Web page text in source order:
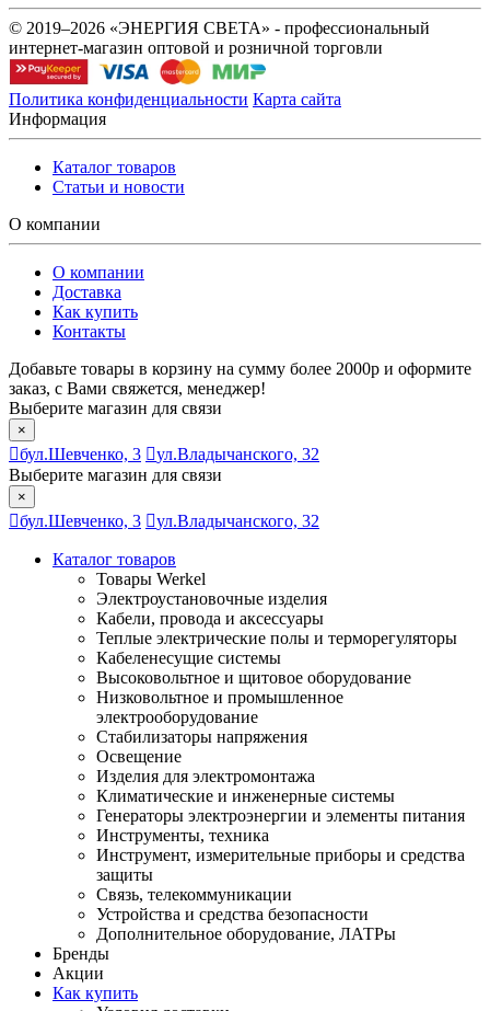
© 2019–2026 «ЭНЕРГИЯ СВЕТА» - профессиональный
интернет-магазин оптовой и розничной торговли
Политика конфиденциальности Карта сайта
Информация
Каталог товаров
Статьи и новости
О компании
О компании
Доставка
Как купить
Контакты
Добавьте товары в корзину на сумму более 2000р и оформите
заказ, с Вами свяжется, менеджер!
Выберите магазин для связи
×
бул.Шевченко, 3
ул.Владычанского, 32
Выберите магазин для связи
×
бул.Шевченко, 3 ул.Владычанского, 32
Каталог товаров
Товары Werkel
Электроустановочные изделия
Кабели, провода и аксессуары
Теплые электрические полы и терморегуляторы
Кабеленесущие системы
Высоковольтное и щитовое оборудование
Низковольтное и промышленное
электрооборудование
Стабилизаторы напряжения
Освещение
Изделия для электромонтажа
Климатические и инженерные системы
Генераторы электроэнергии и элементы питания
Инструменты, техника
Инструмент, измерительные приборы и средства
защиты
Связь, телекоммуникации
Устройства и средства безопасности
Дополнительное оборудование, ЛАТРы
Бренды
Акции
Как купить